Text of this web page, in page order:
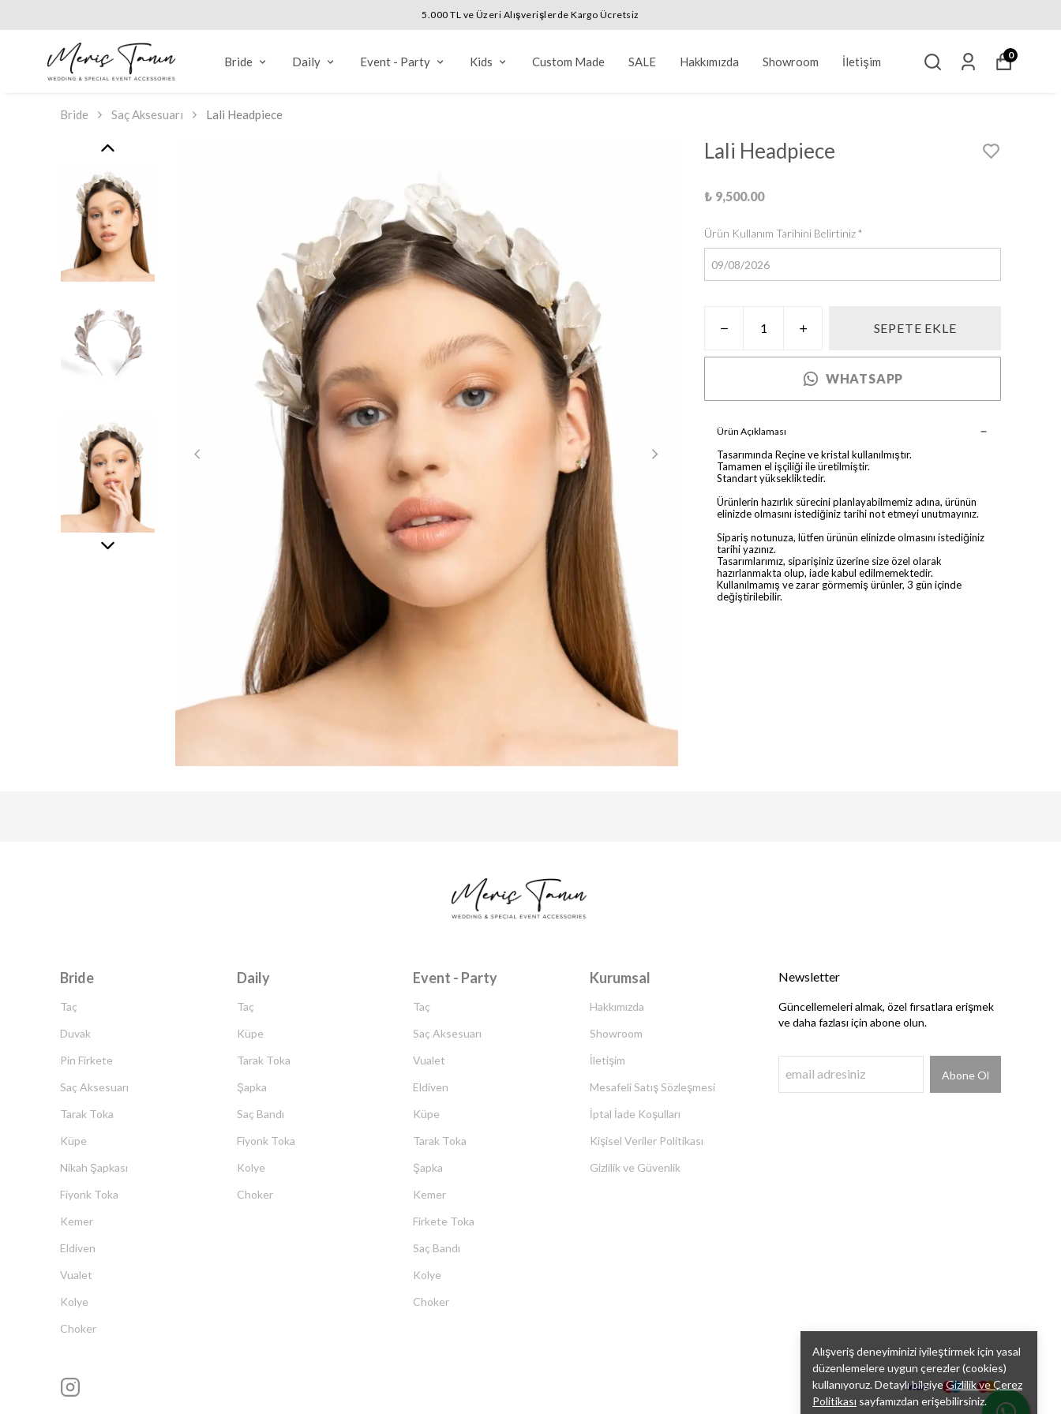
5.000 TL ve Üzeri Alışverişlerde Kargo Ücretsiz
Bride Daily Event - Party Kids Custom Made SALE Hakkımızda Showroom İletişim 0
Alışveriş deneyiminizi iyileştirmek için yasal
düzenlemelere uygun çerezler (cookies)
kullanıyoruz. Detaylı bilgiyeGizlilik ve Çerez
Politikası sayfamızdan erişebilirsiniz.
Bride Saç Aksesuarı Lali Headpiece
Lali Headpiece
₺ 9,500.00
Ürün Kullanım Tarihini Belirtiniz*
SEPETE EKLE
WHATSAPP
Ürün Açıklaması
Tasarımında Reçine ve kristal kullanılmıştır.
Tamamen el işçiliği ile üretilmiştir.
Standart yüksekliktedir.
Ürünlerin hazırlık sürecini planlayabilmemiz adına, ürünün
elinizde olmasını istediğiniz tarihi not etmeyi unutmayınız.
Sipariş notunuza, lütfen ürünün elinizde olmasını istediğiniz
tarihi yazınız.
Tasarımlarımız, siparişiniz üzerine size özel olarak
hazırlanmakta olup, iade kabul edilmemektedir.
Kullanılmamış ve zarar görmemiş ürünler, 3 gün içinde
değiştirilebilir.
Bride
Taç
Duvak
Pin Firkete
Saç Aksesuarı
Tarak Toka
Küpe
Nikah Şapkası
Fiyonk Toka
Kemer
Eldiven
Vualet
Kolye
Choker
Daily
Taç
Küpe
Tarak Toka
Şapka
Saç Bandı
Fiyonk Toka
Kolye
Choker
Event - Party
Taç
Saç Aksesuarı
Vualet
Eldiven
Küpe
Tarak Toka
Şapka
Kemer
Firkete Toka
Saç Bandı
Kolye
Choker
Kurumsal
Hakkımızda
Showroom
İletişim
Mesafeli Satış Sözleşmesi
İptal İade Koşulları
Kişisel Veriler Politikası
Gizlilik ve Güvenlik
Newsletter
Güncellemeleri almak, özel fırsatlara erişmek
ve daha fazlası için abone olun.
Abone Ol